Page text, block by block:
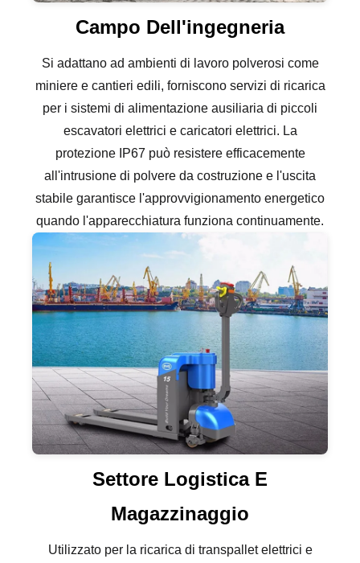
Campo Dell'ingegneria
Si adattano ad ambienti di lavoro polverosi come
miniere e cantieri edili, forniscono servizi di ricarica
per i sistemi di alimentazione ausiliaria di piccoli
escavatori elettrici e caricatori elettrici. La
protezione IP67 può resistere efficacemente
all'intrusione di polvere da costruzione e l'uscita
stabile garantisce l'approvvigionamento energetico
quando l'apparecchiatura funziona continuamente.
Settore Logistica E
Magazzinaggio
Utilizzato per la ricarica di transpallet elettrici e